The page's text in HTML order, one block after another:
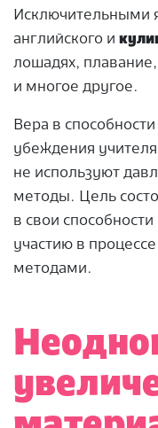
Исключительными
английского и
лошадях,
и многое другое.
Вера в
убеждения
не используют
методы. Цель
в свои
участию в
методами.